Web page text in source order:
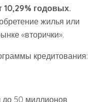
10,29% годовых.
жилья или
«вторички».
кредитования:
до 50 миллионов